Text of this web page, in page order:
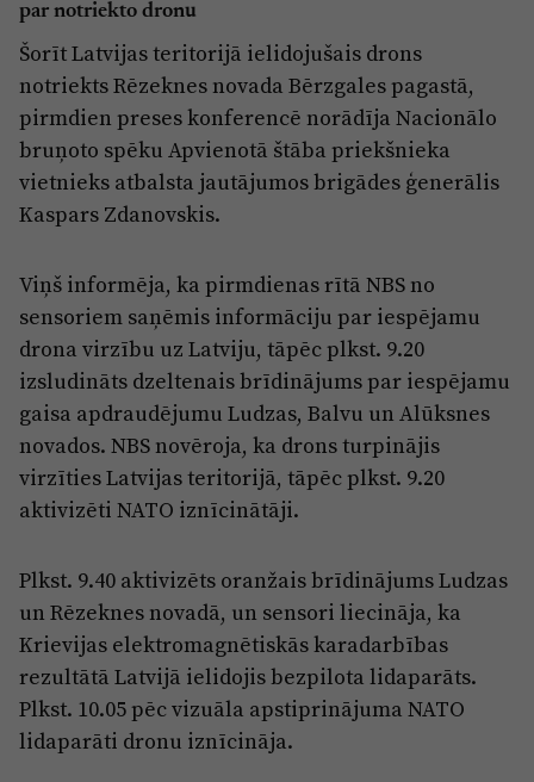
Lietošanas noteikumi
Pārredzamības paziņojumi
Sludinājumi
par notriekto dronu
Šorīt Latvijas teritorijā ielidojušais drons
notriekts Rēzeknes novada Bērzgales pagastā,
pirmdien preses konferencē norādīja Nacionālo
bruņoto spēku Apvienotā štāba priekšnieka
vietnieks atbalsta jautājumos brigādes ģenerālis
Kaspars Zdanovskis.
Viņš informēja, ka pirmdienas rītā NBS no
sensoriem saņēmis informāciju par iespējamu
drona virzību uz Latviju, tāpēc plkst. 9.20
izsludināts dzeltenais brīdinājums par iespējamu
gaisa apdraudējumu Ludzas, Balvu un Alūksnes
novados. NBS novēroja, ka drons turpinājis
virzīties Latvijas teritorijā, tāpēc plkst. 9.20
aktivizēti NATO iznīcinātāji.
Plkst. 9.40 aktivizēts oranžais brīdinājums Ludzas
un Rēzeknes novadā, un sensori liecināja, ka
Krievijas elektromagnētiskās karadarbības
rezultātā Latvijā ielidojis bezpilota lidaparāts.
Plkst. 10.05 pēc vizuāla apstiprinājuma NATO
lidaparāti dronu iznīcināja.